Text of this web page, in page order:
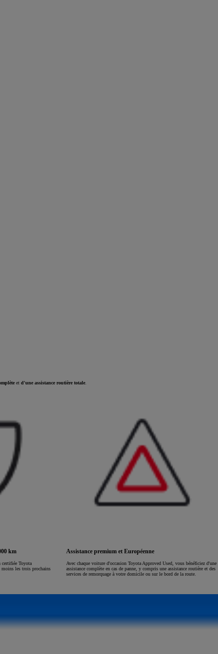
et d'une assistance routière totale
km
certifiée Toyota
moins les trois prochains
Assistance premium et Européenne
Avec chaque voiture d'occasion Toyota Approved Used, vous bénéficiez d'une
assistance complète en cas de panne, y compris une assistance routière et des
services de remorquage à votre domicile ou sur le bord de la route.